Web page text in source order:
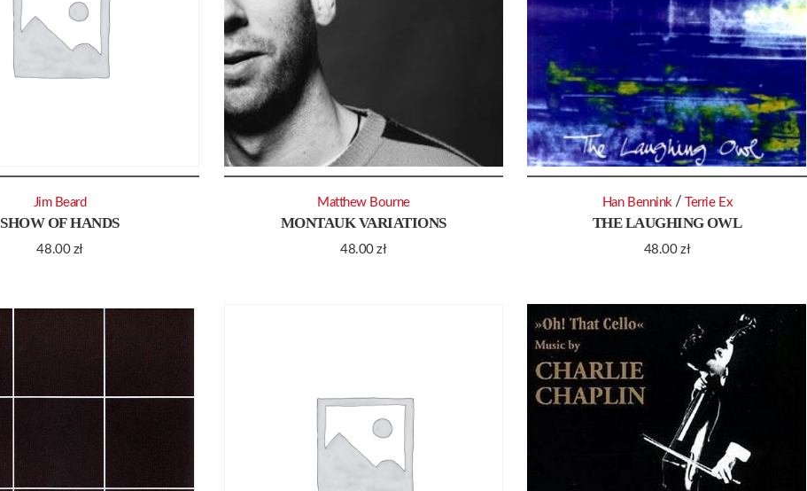
SHOW OF HANDS
48.00 zł
Jim Beard
MONTAUK VARIATIONS
48.00zł
Matthew Bourne
THE LAUGHING OWL
48.00zł
Han Bennink / Terrie Ex